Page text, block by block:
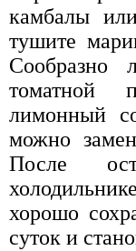
камбалы
тушите
Сообразно
томатной
лимонный
можно
После
хорошо
суток и